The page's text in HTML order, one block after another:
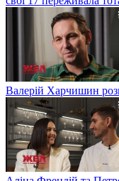
Валерій Харчишин